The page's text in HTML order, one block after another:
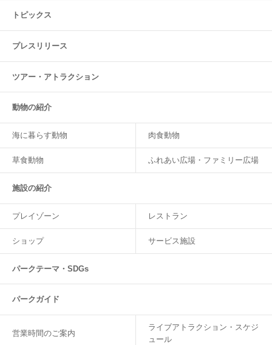
トピックス
プレスリリース
ツアー・ アトラクション
動物の紹介
海に暮らす動物 肉食動物
草食動物 ふれあい広場・ファミリー広場
施設の紹介
プレイゾーン レストラン
ショップ サービス施設
パークテーマ・SDGs
パークガイド
営業時間のご案内
ライブアトラクション・スケジ
ュール